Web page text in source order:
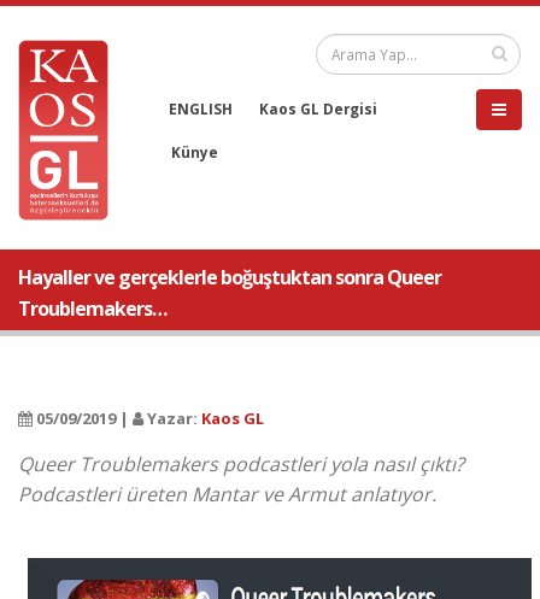
ENGLISH Kaos GL Dergisi
Künye
Hayaller ve gerçeklerle boğuştuktan sonra Queer
Troublemakers…
05/09/2019 | Yazar: Kaos GL
Queer Troublemakers podcastleri yola nasıl çıktı?
Podcastleri üreten Mantar ve Armut anlatıyor.